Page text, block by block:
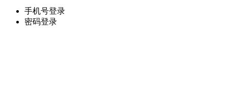
手机号登录
密码登录